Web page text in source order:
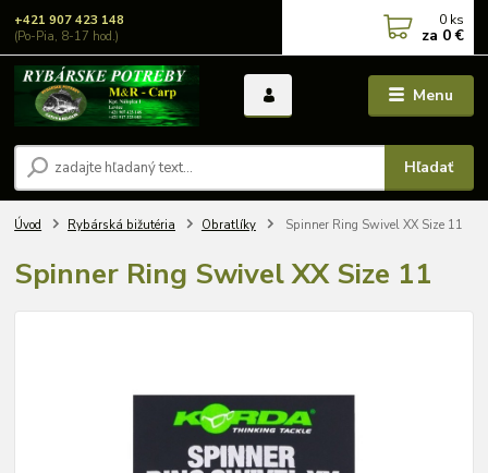
Menu
Hľadať
+421 907 423 148
(Po-Pia, 8-17 hod.)
0 ks
za 0 €
Úvod Rybárská bižutéria Obratlíky Spinner Ring Swivel XX Size 11
Spinner Ring Swivel XX Size 11